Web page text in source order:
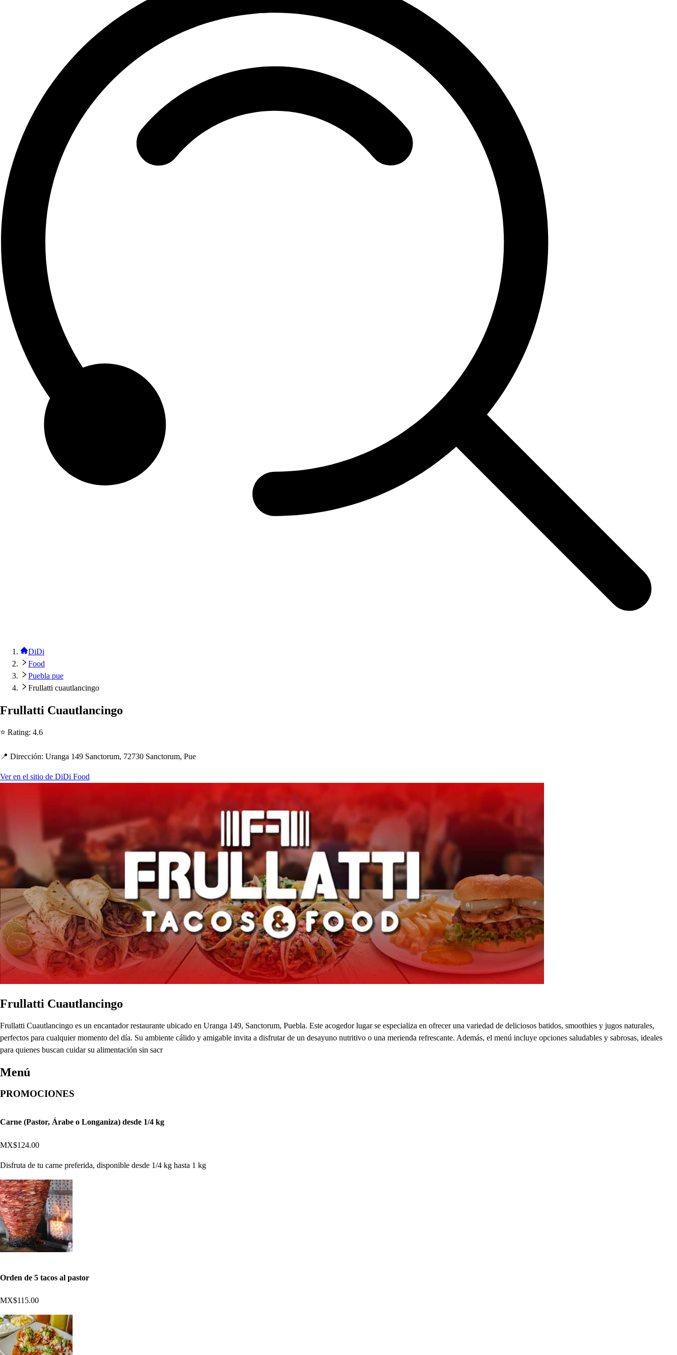
DiDi
Food
Puebla pue
Frullatti cuautlancingo
Frullatti Cuautlancingo
⭐ Rating: 4.6
📍 Dirección: Uranga 149 Sanctorum, 72730 Sanctorum, Pue
Ver en el sitio de DiDi Food
Frullatti Cuautlancingo
Frullatti Cuautlancingo es un encantador restaurante ubicado en Uranga 149, Sanctorum, Puebla. Este acogedor lugar se especializa en ofrecer una variedad de deliciosos batidos, smoothies y jugos naturales,
perfectos para cualquier momento del día. Su ambiente cálido y amigable invita a disfrutar de un desayuno nutritivo o una merienda refrescante. Además, el menú incluye opciones saludables y sabrosas, ideales
para quienes buscan cuidar su alimentación sin sacr
Menú
PROMOCIONES
Carne (Pastor, Árabe o Longaniza) desde 1/4 kg
MX$124.00
Disfruta de tu carne preferida, disponible desde 1/4 kg hasta 1 kg
Orden de 5 tacos al pastor
MX$115.00